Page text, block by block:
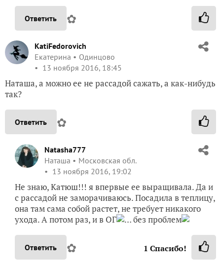
Ответить ✿
KatiFedorovich
Екатерина
Одинцово
13 ноября 2016, 18:45
Наташа, а можно ее не рассадой сажать, а как-нибудь
так?
Ответить ✿
Natasha777
Наташа
Московская обл.
13 ноября 2016, 19:02
Не знаю, Катюш!!! я впервые ее выращивала. Да и
с рассадой не заморачиваюсь. Посадила в теплицу,
она там сама собой растет, не требует никакого
ухода. А потом раз, и в ОГ
… без проблем
Ответить ✿ 1 Спасибо!